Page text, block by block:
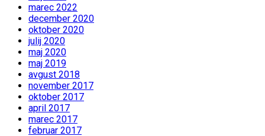
marec 2022
december 2020
oktober 2020
julij 2020
maj 2020
maj 2019
avgust 2018
november 2017
oktober 2017
april 2017
marec 2017
februar 2017